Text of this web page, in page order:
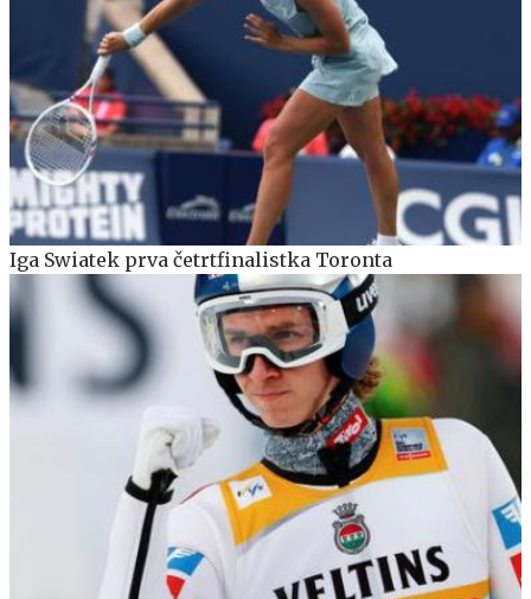
Iga Swiatek prva četrtfinalistka Toronta